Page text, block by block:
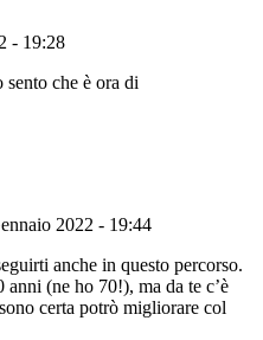
- 19:28
che è ora di
2022 - 19:44
anche in questo percorso.
(ne ho 70!), ma da te c’è
certa potrò migliorare col